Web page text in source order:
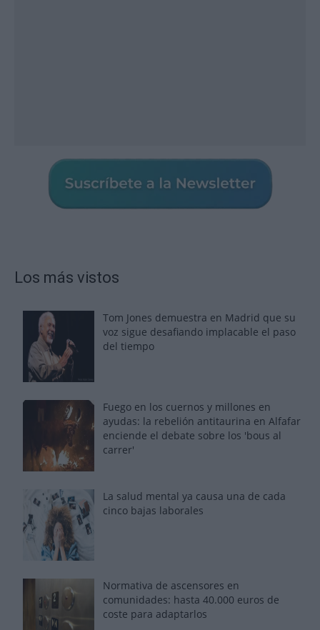
Los más vistos
Tom Jones demuestra en Madrid que su
voz sigue desafiando implacable el paso
del tiempo
Fuego en los cuernos y millones en
ayudas: la rebelión antitaurina en Alfafar
enciende el debate sobre los 'bous al
carrer'
La salud mental ya causa una de cada
cinco bajas laborales
Normativa de ascensores en
comunidades: hasta 40.000 euros de
coste para adaptarlos